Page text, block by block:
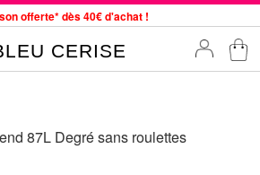
offerte* dès 40€ d'achat !
expédiée le jour même, du lundi au vendredi
sur le site du 29/07 au 27/08
Tourister, Little Marcel à Prix Bas
CERISE
87L Degré sans roulettes